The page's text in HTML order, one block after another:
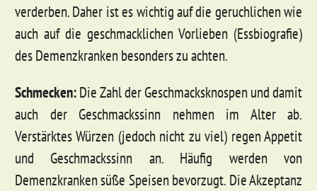
verderben. Daher ist es wichtig auf die geruchlichen wie
auch auf die geschmacklichen Vorlieben (Essbiografie)
des Demenzkranken besonders zu achten.
Schmecken:Die Zahl der Geschmacksknospen und damit
auch der Geschmackssinn nehmen im Alter ab.
Verstärktes Würzen (jedoch nicht zu viel) regen Appetit
und Geschmackssinn an. Häufig werden von
Demenzkranken süße Speisen bevorzugt. Die Akzeptanz